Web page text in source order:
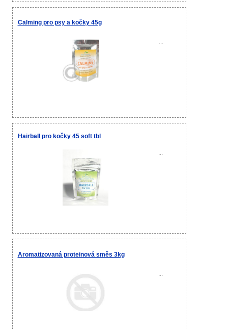
Calming pro psy a kočky 45g
...
Hairball pro kočky 45 soft tbl
...
Aromatizovaná proteinová směs 3kg
...